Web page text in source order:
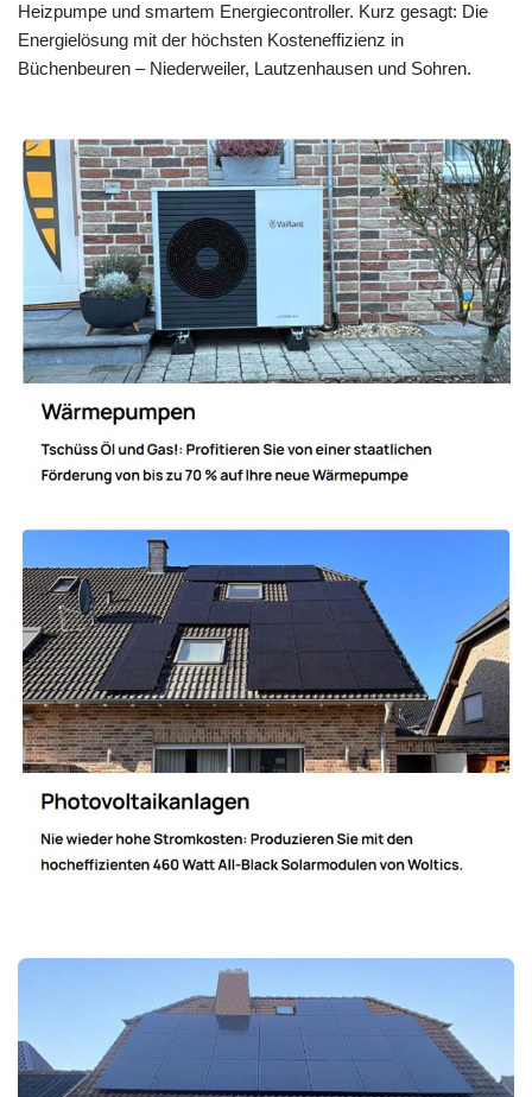
Heizpumpe und smartem Energiecontroller. Kurz gesagt: Die
Energielösung mit der höchsten Kosteneffizienz in
Büchenbeuren – Niederweiler, Lautzenhausen und Sohren.